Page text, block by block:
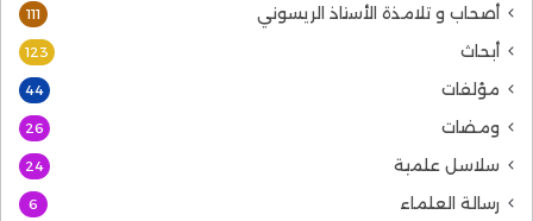
أصحاب و تلامذة الأستاذ الريسوني 111
أبحاث 123
مؤلفات 44
ومضات 26
سلاسل علمية 24
رسالة العلماء 6